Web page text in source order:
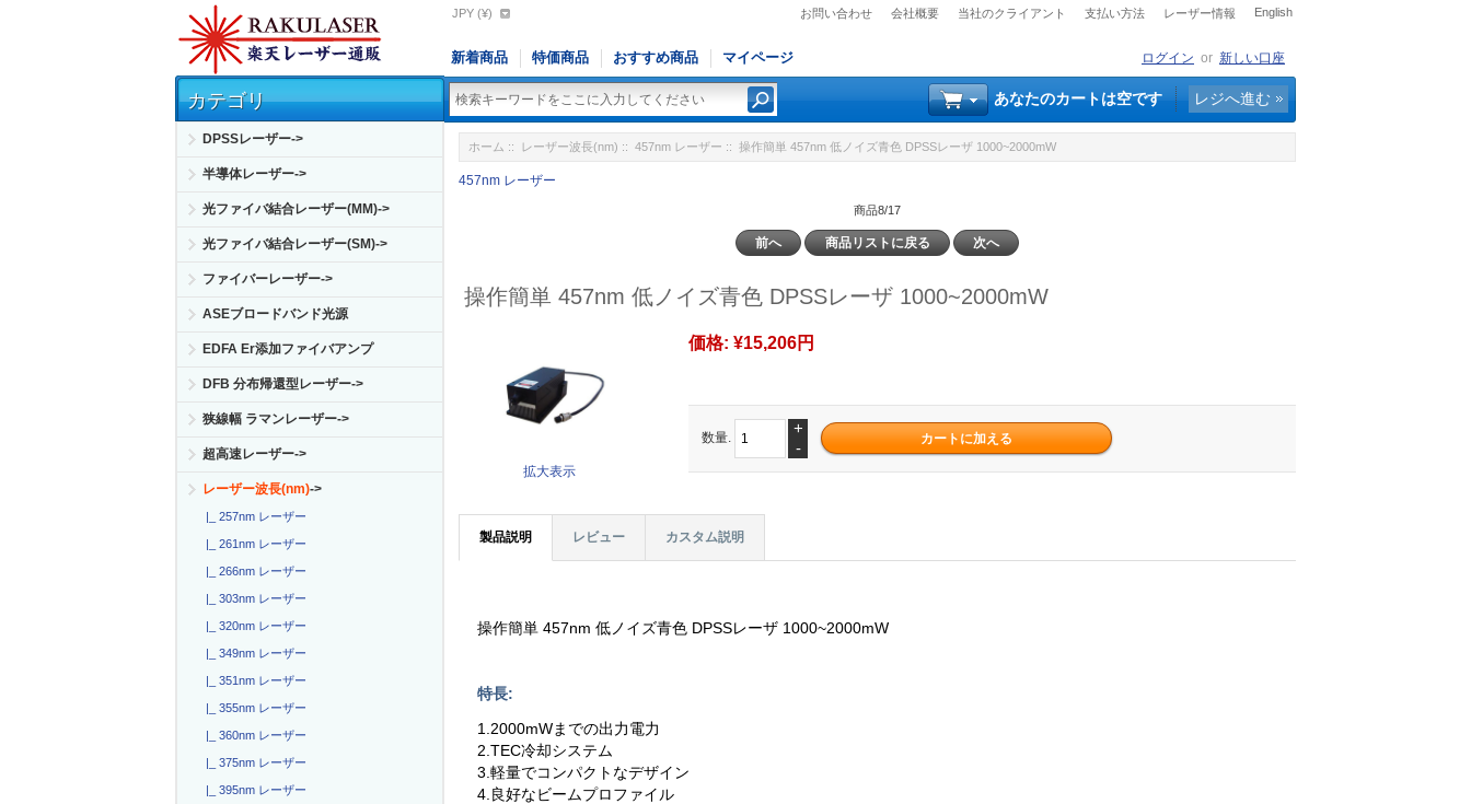
お問い合わせ 会社概要 当社のクライアント 支払い方法 レーザー情報 English
JPY (¥)
新着商品 特価商品 おすすめ商品 マイページ ログイン or 新しい口座
あなたのカートは空です レジへ進む
カテゴリ
DPSSレーザー->
半導体レーザー->
光ファイバ結合レーザー(MM)->
光ファイバ結合レーザー(SM)->
ファイバーレーザー->
ASEブロードバンド光源
EDFA Er添加ファイバアンプ
DFB 分布帰還型レーザー->
狭線幅 ラマンレーザー->
超高速レーザー->
レーザー波長(nm)->
|_ 257nm レーザー
|_ 261nm レーザー
|_ 266nm レーザー
|_ 303nm レーザー
|_ 320nm レーザー
|_ 349nm レーザー
|_ 351nm レーザー
|_ 355nm レーザー
|_ 360nm レーザー
|_ 375nm レーザー
|_ 395nm レーザー
ホーム :: レーザー波長(nm) ::457nm レーザー :: 操作簡単 457nm 低ノイズ青色 DPSSレーザ 1000~2000mW
457nm レーザー
商品8/17
前へ 商品リストに戻る 次へ
操作簡単 457nm 低ノイズ青色 DPSSレーザ 1000~2000mW
拡大表示
価格:¥15,206円
数量.
+
-
製品説明 レビュー カスタム説明
操作簡単 457nm 低ノイズ青色 DPSSレーザ 1000~2000mW
特長:
1.2000mWまでの出力電力
2.TEC冷却システム
3.軽量でコンパクトなデザイン
4.良好なビームプロファイル